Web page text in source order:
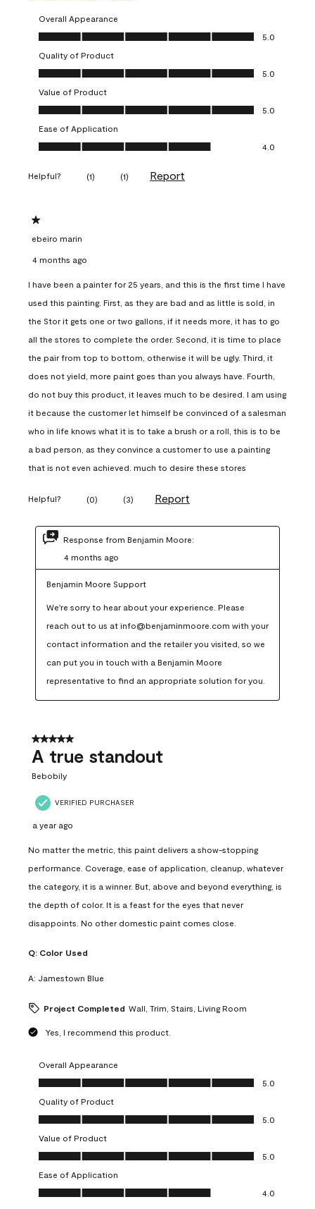
Overall Appearance
Overall Appearance, 5.0 out of 5
5.0
Quality of Product
Quality of Product, 5.0 out of 5
5.0
Value of Product
Value of Product, 5.0 out of 5
5.0
Ease of Application
Ease of Application, 4.0 out of 5
4.0
Helpful? (1) (1) Report
1 out of 5 stars.
ebeiro marin
4 months ago
I have been a painter for 25 years, and this is the first time I have
used this painting. First, as they are bad and as little is sold, in
the Stor it gets one or two gallons, if it needs more, it has to go
all the stores to complete the order. Second, it is time to place
the pair from top to bottom, otherwise it will be ugly. Third, it
does not yield, more paint goes than you always have. Fourth,
do not buy this product, it leaves much to be desired. I am using
it because the customer let himself be convinced of a salesman
who in life knows what it is to take a brush or a roll, this is to be
a bad person, as they convince a customer to use a painting
that is not even achieved. much to desire these stores
Helpful? (0) (3) Report
Response from Benjamin Moore:
4 months ago
Benjamin Moore Support
We're sorry to hear about your experience. Please
reach out to us at info@benjaminmoore.com with your
contact information and the retailer you visited, so we
can put you in touch with a Benjamin Moore
representative to find an appropriate solution for you.
5 out of 5 stars.
A true standout
Bebobily
VERIFIED PURCHASER
a year ago
No matter the metric, this paint delivers a show-stopping
performance. Coverage, ease of application, cleanup, whatever
the category, it is a winner. But, above and beyond everything, is
the depth of color. It is a feast for the eyes that never
disappoints. No other domestic paint comes close.
Q: Color Used
A: Jamestown Blue
Project Completed Wall, Trim, Stairs, Living Room
Yes, I recommend this product.
Overall Appearance
Overall Appearance, 5.0 out of 5
5.0
Quality of Product
Quality of Product, 5.0 out of 5
5.0
Value of Product
Value of Product, 5.0 out of 5
5.0
Ease of Application
Ease of Application, 4.0 out of 5
4.0